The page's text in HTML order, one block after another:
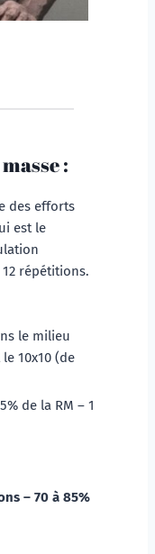
:
des efforts
est le
répétitions.
le milieu
10x10 (de
de la RM – 1
– 70 à 85%